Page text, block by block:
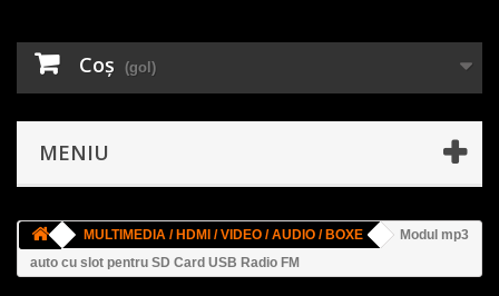
Coş (gol)
MENIU
MULTIMEDIA / HDMI / VIDEO / AUDIO / BOXE
Modul mp3
auto cu slot pentru SD Card USB Radio FM